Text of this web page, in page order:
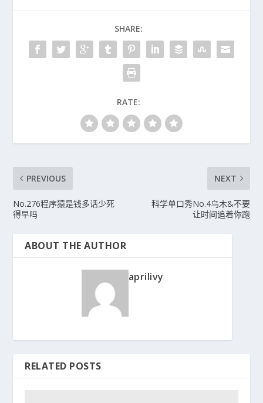
SHARE:
RATE:
PREVIOUS
No.276程序猿是钱多话少死
得早吗
NEXT
科学单口秀No.4乌木&不要
让时间追着你跑
ABOUT THE AUTHOR
aprilivy
RELATED POSTS